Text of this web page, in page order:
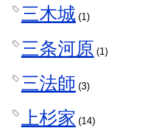
三木城 (1)
三条河原 (1)
三法師 (3)
上杉家 (14)